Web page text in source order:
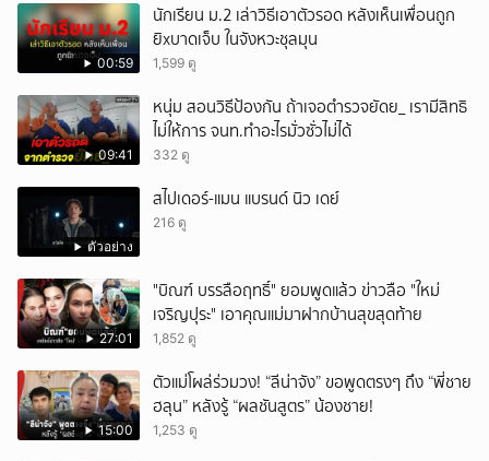
00:59
นักเรียน ม.2 เล่าวิธีเอาตัวรอด หลังเห็นเพื่อนถูก
ยิxบาดเจ็บ ในจังหวะชุลมุน
1,599 ดู
09:41
หนุ่ม สอนวิธีป้องกัน ถ้าเจอตำรวจยัดย_ เรามีสิทธิ
ไม่ให้การ จนท.ทำอะไรมั่วซั่วไม่ได้
332 ดู
ตัวอย่าง
สไปเดอร์-แมน แบรนด์ นิว เดย์
216 ดู
27:01
"บิณฑ์ บรรลือฤทธิ์" ยอมพูดแล้ว ข่าวลือ "ใหม่
เจริญปุระ" เอาคุณแม่มาฝากบ้านสุขสุดท้าย
1,852 ดู
15:00
ตัวแม่โผล่ร่วมวง! “ลีน่าจัง” ขอพูดตรงๆ ถึง “พี่ชาย
ฮลุน” หลังรู้ “ผลชันสูตร” น้องชาย!
1,253 ดู